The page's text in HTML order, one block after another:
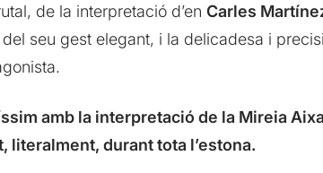
de la interpretació d’en Carles
seu gest elegant, i la delicadesa i
amb la interpretació de la Mireia
literalment, durant tota l’estona.